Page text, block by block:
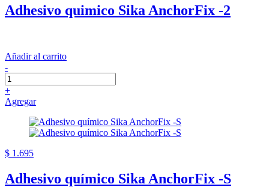
Adhesivo quimico Sika AnchorFix -2
Añadir al carrito
-
+
Agregar
$ 1.695
Adhesivo químico Sika AnchorFix -S